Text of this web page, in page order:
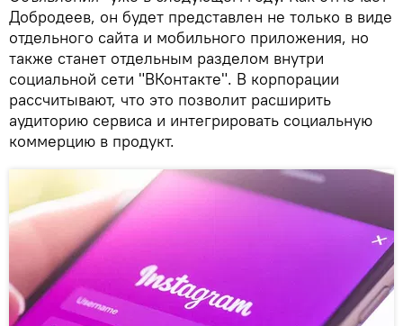
Добродеев, он будет представлен не только в виде
отдельного сайта и мобильного приложения, но
также станет отдельным разделом внутри
социальной сети "ВКонтакте". В корпорации
рассчитывают, что это позволит расширить
аудиторию сервиса и интегрировать социальную
коммерцию в продукт.